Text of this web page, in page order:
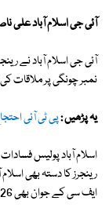
آئی جی اسلام آباد علی ناصر کا 26
نمبر چونگی پر ملاقات
یہ پڑھیں :پی ٹی آئی
اسلام آباد پولیس
ایف سی کے جوان بھی 26 نمبر چوکی پر اسلام آباد پولیس کے ساتھ موجود ہیں۔